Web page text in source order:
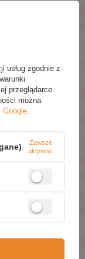
usług zgodnie z
przeglądarce.
można
Google
Zawsze
aktywne